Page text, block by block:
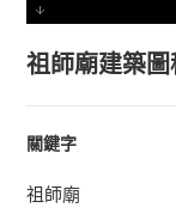
祖師廟建築
關鍵字
祖師廟